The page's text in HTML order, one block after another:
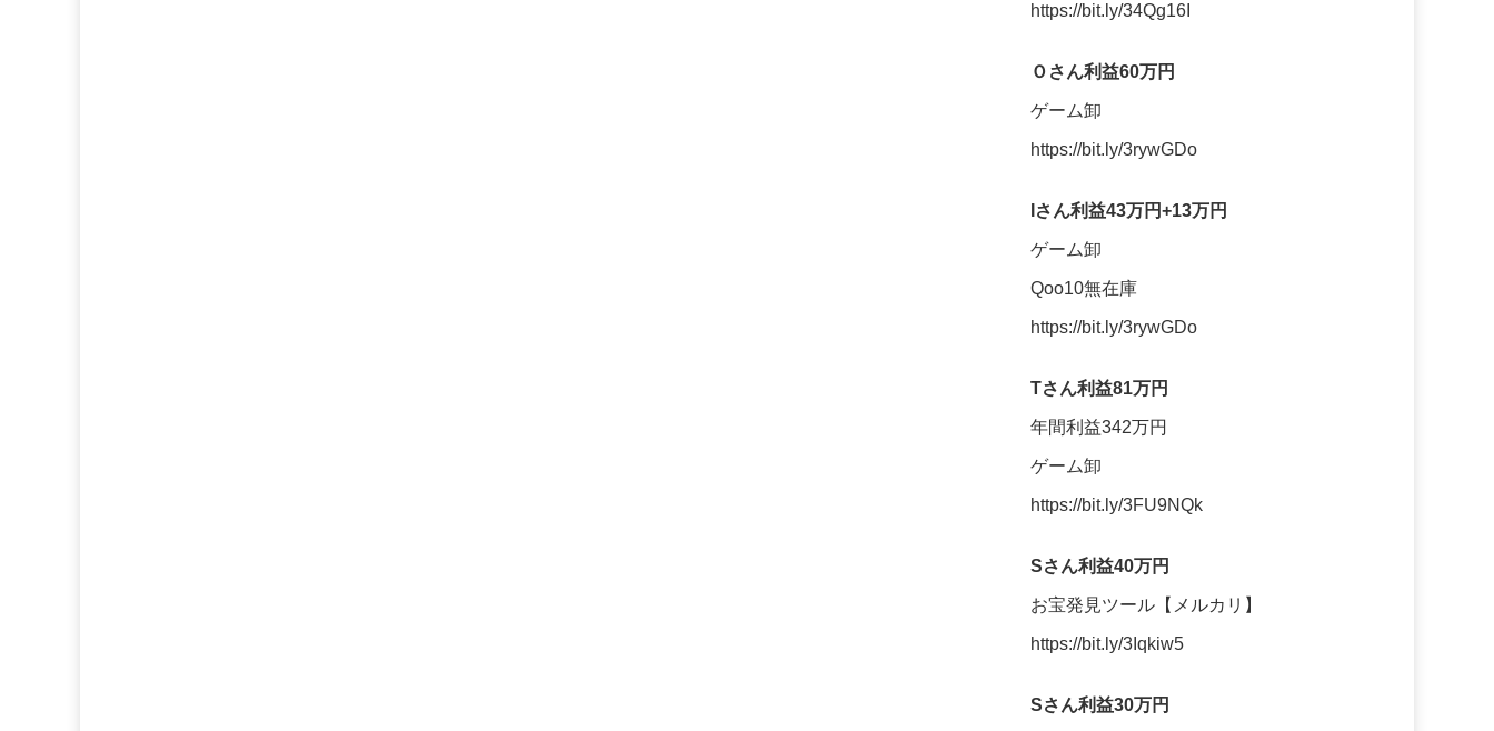
https://bit.ly/34Qg16I
Ｏさん利益60万円
ゲーム卸
https://bit.ly/3rywGDo
Iさん利益43万円+13万円
ゲーム卸
Qoo10無在庫
https://bit.ly/3rywGDo
Tさん利益81万円
年間利益342万円
ゲーム卸
https://bit.ly/3FU9NQk
Sさん利益40万円
お宝発見ツール【メルカリ】
https://bit.ly/3Iqkiw5
Sさん利益30万円